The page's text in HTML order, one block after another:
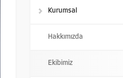
Kurumsal
Hakkımızda
Ekibimiz